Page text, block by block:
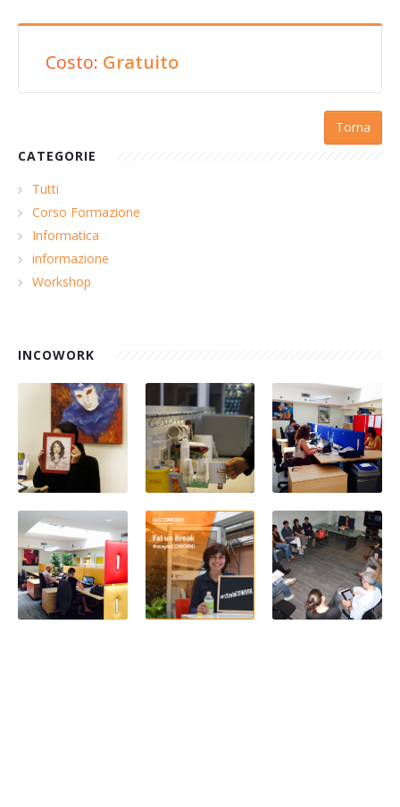
Costo: Gratuito
Torna
CATEGORIE
Tutti
Corso Formazione
Informatica
informazione
Workshop
INCOWORK